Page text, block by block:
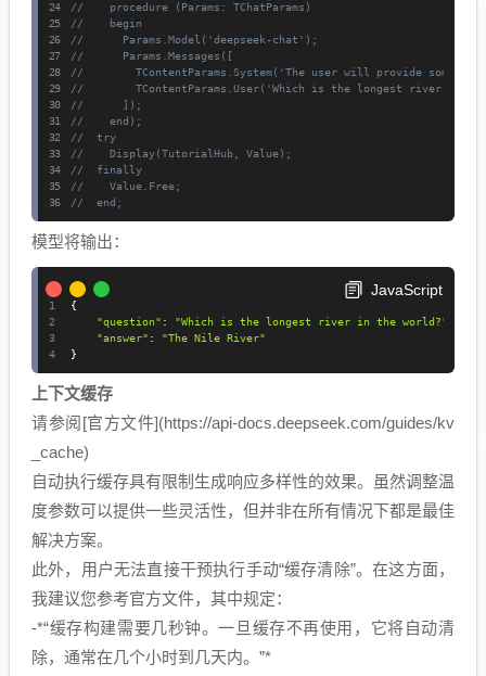
//    procedure (Params: TChatParams)
//    begin
//      Params.Model('deepseek-chat');
//      Params.Messages([
//        TContentParams.System('The user will provide some exam
//        TContentParams.User('Which is the longest river in
//      ]);
//    end);
//  try
//    Display(TutorialHub, Value);
//  finally
//    Value.Free;
//  end;
模型将输出：
JavaScript
{
"question" : "Which is the longest river in the world?"
"answer" :
"The Nile River"
}
上下文缓存
请参阅[官方文件](https://api-docs.deepseek.com/guides/kv
_cache)
自动执行缓存具有限制生成响应多样性的效果。虽然调整温
度参数可以提供一些灵活性，但并非在所有情况下都是最佳
解决方案。
此外，用户无法直接干预执行手动“缓存清除”。在这方面，
我建议您参考官方文件，其中规定：
-*“缓存构建需要几秒钟。一旦缓存不再使用，它将自动清
除，通常在几个小时到几天内。”*